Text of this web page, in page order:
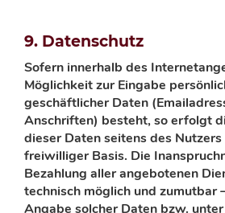
9. Datenschutz
Sofern innerhalb des
Möglichkeit zur Eingabe
geschäftlicher Daten
Anschriften) besteht, so erfolgt
dieser Daten seitens des
freiwilliger Basis. Die
Bezahlung aller angebotenen
technisch möglich und zumutbar
Angabe solcher Daten bzw.